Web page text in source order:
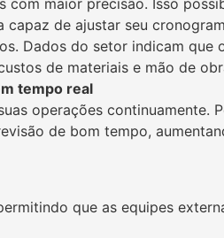
capaz de ajustar seu
Dados do setor indicam que
de materiais e mão de
tempo real
operações continuamente.
de bom tempo,
que as equipes